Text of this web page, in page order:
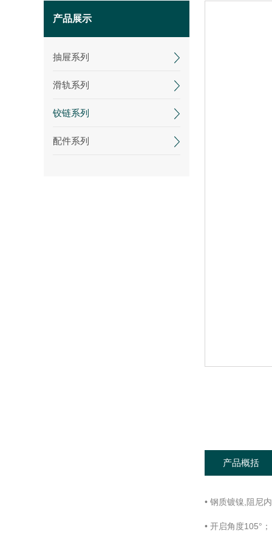
产品展示
抽屉系列
滑轨系列
铰链系列
配件系列
产品概括
• 钢质镀镍,阻尼
• 开启角度105°；